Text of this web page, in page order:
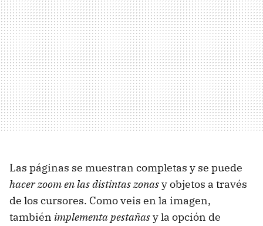
Las páginas se muestran completas y se puede
hacer zoom en las distintas zonasy objetos a través
de los cursores. Como veis en la imagen,
también implementa pestañasy la opción de